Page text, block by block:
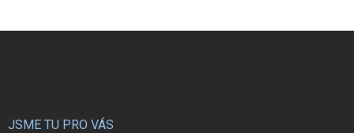
JSME TU PRO VÁS